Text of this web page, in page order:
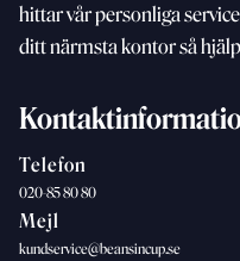
hittar vår personliga
ditt närmsta kontor så
Telefon
020-85 80 80
Mejl
kundservice@beansincup.se